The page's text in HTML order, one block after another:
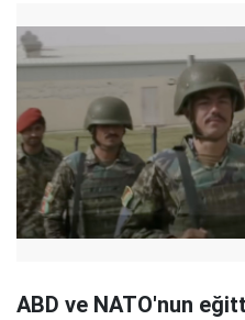
ABD ve NATO'nun